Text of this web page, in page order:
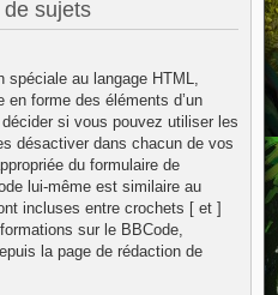
sujets
au langage HTML,
forme des éléments d’un
si vous pouvez utiliser les
désactiver dans chacun de vos
du formulaire de
lui-même est similaire au
incluses entre crochets [ et ]
sur le BBCode,
la page de rédaction de